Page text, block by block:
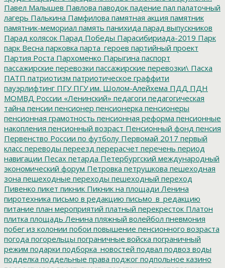
Павел Малышев Павлова паводок падение пал палаточный
лагерь Палькина Памфилова памятная акция памятник
памятник-мемориал память панихида парад выпускников
Парад колясок Парад Победы Парасибириада-2019 Парк
парк Весна парковка парта_героев партийный проект
Партия Роста Пархоменко Парыгина паспорт
пассажирские перевозки пассажирские перевозки\ Пасха
ПАТП патриотизм патриотическое граффити
пауэрлифтинг ПГУПГУ им. Шолом-Алейхема ПДД ПДН
МОМВД России «Ленинский» педагоги педагогическая
тайна пенсии пенсионер пенсионерка пенсионеры
пенсионная грамотность пенсионная реформа пенсионные
накопления пенсионный возраст Пенсионный фонд пенсия
Первенство России по футболу Первомай 2017 первый
класс переводы переезд перерасчет перечень период
навигации Песах петарда Петербургский международный
экономический форум Петровка петрушкова пешеходная
зона пешеходные переходы пешеходный переход
Пивенко пикет пикник Пикник на площади Ленина
пиротехника письмо в редакцию письмо_в_редакцию
питание план мероприятий платный перекресток Платон
плитка площадь Ленина пляжный волейбол пневмония
побег из колонии побои повышение пенсионного возраста
погода погорельцы пограничные войска пограничный
режим подарки подборка_новостей подвал подвоз воды
подделка поддельные права поджог подпольное казино